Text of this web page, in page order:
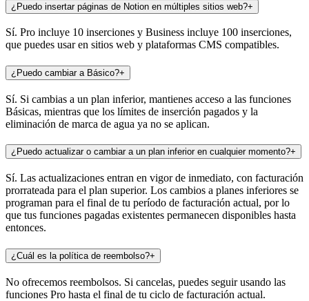
¿Puedo insertar páginas de Notion en múltiples sitios web?+
Sí. Pro incluye 10 inserciones y Business incluye 100 inserciones,
que puedes usar en sitios web y plataformas CMS compatibles.
¿Puedo cambiar a Básico?+
Sí. Si cambias a un plan inferior, mantienes acceso a las funciones
Básicas, mientras que los límites de inserción pagados y la
eliminación de marca de agua ya no se aplican.
¿Puedo actualizar o cambiar a un plan inferior en cualquier momento?+
Sí. Las actualizaciones entran en vigor de inmediato, con facturación
prorrateada para el plan superior. Los cambios a planes inferiores se
programan para el final de tu período de facturación actual, por lo
que tus funciones pagadas existentes permanecen disponibles hasta
entonces.
¿Cuál es la política de reembolso?+
No ofrecemos reembolsos. Si cancelas, puedes seguir usando las
funciones Pro hasta el final de tu ciclo de facturación actual.